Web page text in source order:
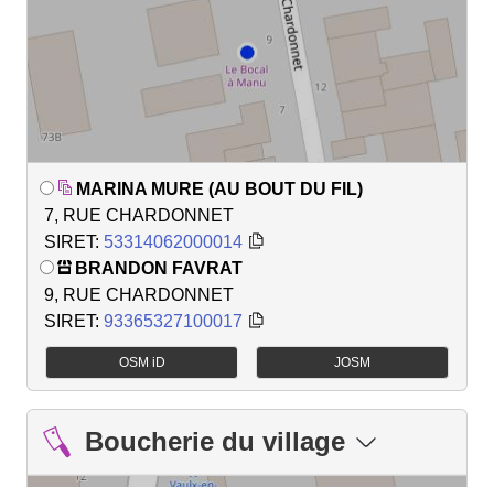
MARINA MURE (AU BOUT DU FIL)
7, RUE CHARDONNET
SIRET: 53314062000014
BRANDON FAVRAT
9, RUE CHARDONNET
SIRET: 93365327100017
OSM iD JOSM
Boucherie du village